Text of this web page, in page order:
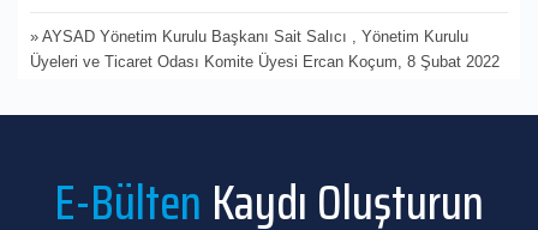
» AYSAD Yönetim Kurulu Başkanı Sait Salıcı , Yönetim Kurulu
Üyeleri ve Ticaret Odası Komite Üyesi Ercan Koçum, 8 Şubat 2022
İstanbul Fuar Merkezi’nde kapılarını açtı.
E-Bülten Kaydı Oluşturun